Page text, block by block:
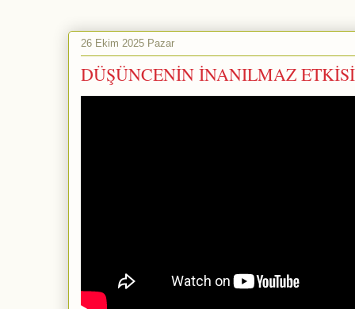
26 Ekim 2025 Pazar
DÜŞÜNCENİN İNANILMAZ